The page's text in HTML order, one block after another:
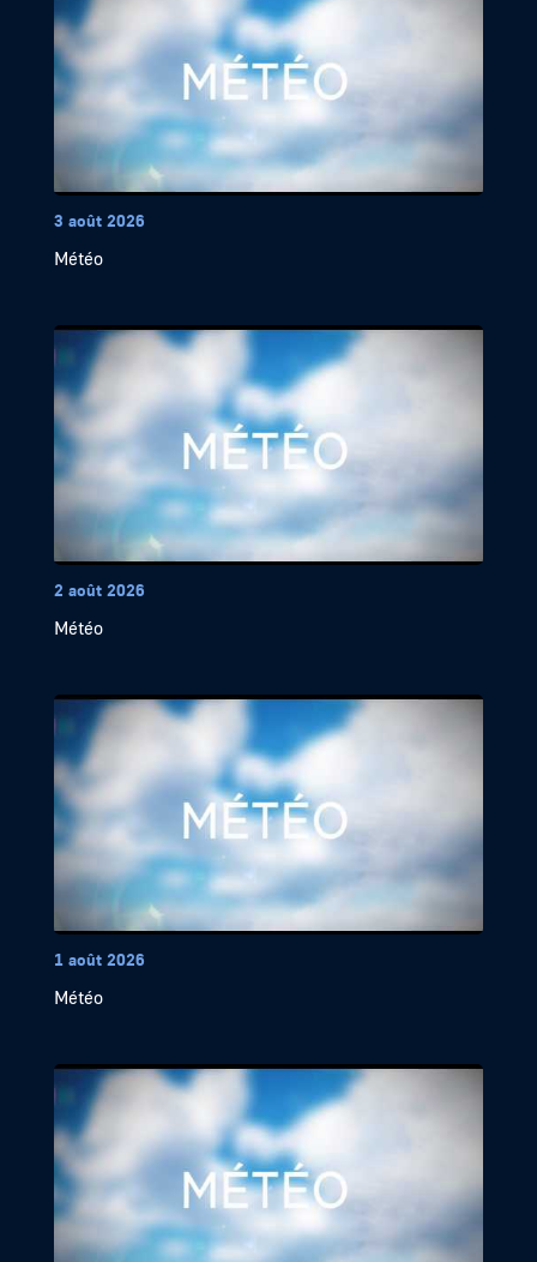
3 août 2026
Météo
2 août 2026
Météo
1 août 2026
Météo